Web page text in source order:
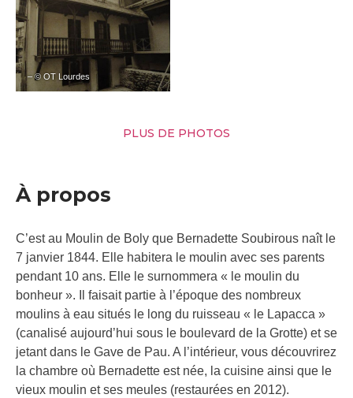
– © OT Lourdes
PLUS DE PHOTOS
À propos
C’est au Moulin de Boly que Bernadette Soubirous naît le
7 janvier 1844. Elle habitera le moulin avec ses parents
pendant 10 ans. Elle le surnommera « le moulin du
bonheur ». Il faisait partie à l’époque des nombreux
moulins à eau situés le long du ruisseau « le Lapacca »
(canalisé aujourd’hui sous le boulevard de la Grotte) et se
jetant dans le Gave de Pau. A l’intérieur, vous découvrirez
la chambre où Bernadette est née, la cuisine ainsi que le
vieux moulin et ses meules (restaurées en 2012).